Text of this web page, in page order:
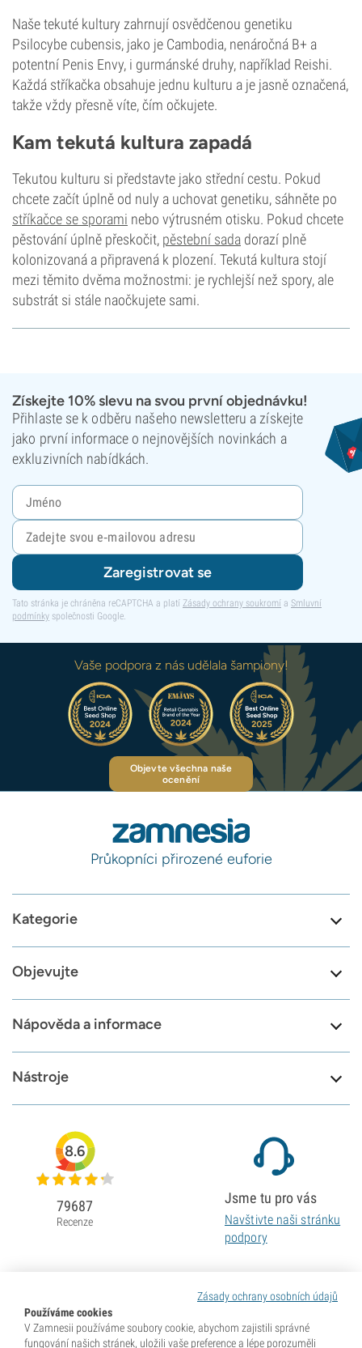
Naše tekuté kultury zahrnují osvědčenou genetiku
Psilocybe cubensis, jako je Cambodia, nenáročná B+ a
potentní Penis Envy, i gurmánské druhy, například Reishi.
Každá stříkačka obsahuje jednu kulturu a je jasně označená,
takže vždy přesně víte, čím očkujete.
Kam tekutá kultura zapadá
Tekutou kulturu si představte jako střední cestu. Pokud
chcete začít úplně od nuly a uchovat genetiku, sáhněte po
stříkačce se sporami nebo výtrusném otisku. Pokud chcete
pěstování úplně přeskočit, pěstební sada dorazí plně
kolonizovaná a připravená k plození. Tekutá kultura stojí
mezi těmito dvěma možnostmi: je rychlejší než spory, ale
substrát si stále naočkujete sami.
Získejte 10% slevu na svou první objednávku!
Přihlaste se k odběru našeho newsletteru a získejte
jako první informace o nejnovějších novinkách a
exkluzivních nabídkách.
Zaregistrovat se
Tato stránka je chráněna reCAPTCHA a platí Zásady ochrany soukromí a Smluvní
podmínky společnosti Google.
Vaše podpora z nás udělala šampiony!
Objevte všechna naše
ocenění
Průkopníci přirozené euforie
Kategorie
Objevujte
Nápověda a informace
Nástroje
Zásady ochrany osobních údajů
Používáme cookies
V Zamnesii používáme soubory cookie, abychom zajistili správné
fungování našich stránek, uložili vaše preference a lépe porozuměli
8.6
79687
Recenze
Jsme tu pro vás
Navštivte naši stránku
podpory